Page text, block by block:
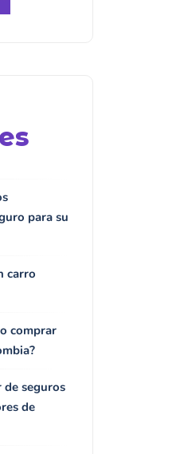
para su
carro
comprar
de seguros
de